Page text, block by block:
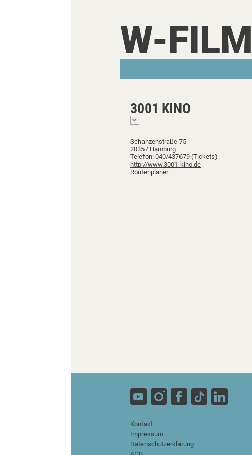
W-FILM
3001 KINO
Schanzenstraße 75
20357 Hamburg
Telefon: 040/437679 (Tickets)
http://www.3001-kino.de
Routenplaner
Kontakt
Impressum
Datenschutzerklärung